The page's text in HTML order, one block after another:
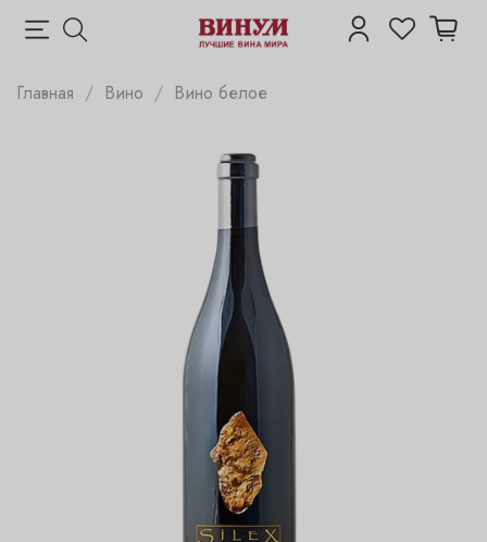
Главная Вино Вино белое